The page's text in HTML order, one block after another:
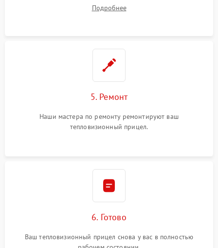
Подробнее
5. Ремонт
Наши мастера по ремонту ремонтируют ваш
тепловизионный прицел.
6. Готово
Ваш тепловизионный прицел снова у вас в полностью